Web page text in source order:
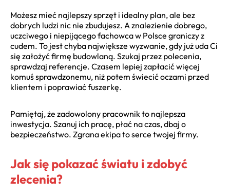
Możesz mieć najlepszy sprzęt i idealny plan, ale bez
dobrych ludzi nic nie zbudujesz. A znalezienie dobrego,
uczciwego i niepijącego fachowca w Polsce graniczy z
cudem. To jest chyba największe wyzwanie, gdy już uda Ci
się założyć firmę budowlaną. Szukaj przez polecenia,
sprawdzaj referencje. Czasem lepiej zapłacić więcej
komuś sprawdzonemu, niż potem świecić oczami przed
klientem i poprawiać fuszerkę.
Pamiętaj, że zadowolony pracownik to najlepsza
inwestycja. Szanuj ich pracę, płać na czas, dbaj o
bezpieczeństwo. Zgrana ekipa to serce twojej firmy.
Jak się pokazać światu i zdobyć
zlecenia?